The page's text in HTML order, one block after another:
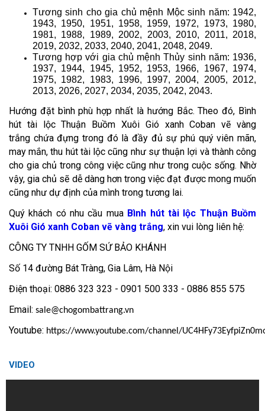
Tương sinh cho gia chủ mệnh Mộc sinh năm: 1942,
1943, 1950, 1951, 1958, 1959, 1972, 1973, 1980,
1981, 1988, 1989, 2002, 2003, 2010, 2011, 2018,
2019, 2032, 2033, 2040, 2041, 2048, 2049.
Tương hợp với gia chủ mệnh Thủy sinh năm: 1936,
1937, 1944, 1945, 1952, 1953, 1966, 1967, 1974,
1975, 1982, 1983, 1996, 1997, 2004, 2005, 2012,
2013, 2026, 2027, 2034, 2035, 2042, 2043.
Hướng đặt bình phù hợp nhất là hướng Bắc. Theo đó, Bình
hút tài lộc Thuận Buồm Xuôi Gió xanh Coban vẽ vàng
trắng chứa đựng trong đó là đầy đủ sự phú quý viên mãn,
may mắn, thu hút tài lộc cũng như sự thuận lợi và thành công
cho gia chủ trong công việc cũng như trong cuộc sống. Nhờ
vậy, gia chủ sẽ dễ dàng hơn trong việc đạt được mong muốn
cũng như dự định của mình trong tương lai.
Quý khách có nhu cầu mua Bình hút tài lộc Thuận Buồm
Xuôi Gió xanh Coban vẽ vàng trắng, xin vui lòng liên hệ:
CÔNG TY TNHH GỐM SỨ BẢO KHÁNH
Số 14 đường Bát Tràng, Gia Lâm, Hà Nội
Điện thoại: 0886 323 323 - 0901 500 333 - 0886 855 575
Email: sale@chogombattrang.vn
Youtube: https://www.youtube.com/channel/
VIDEO